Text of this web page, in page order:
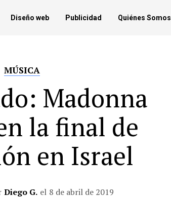
Diseño web Publicidad Quiénes Somos
MÚSICA
Madonna
la final de
en Israel
Diego G. el 8 de abril de 2019